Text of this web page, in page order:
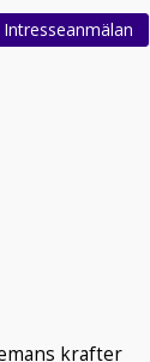
Intresseanmälan
krafter